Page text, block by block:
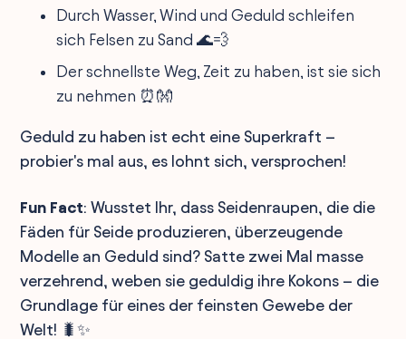
Durch Wasser, Wind und Geduld schleifen
sich Felsen zu Sand 🌊💨
Der schnellste Weg, Zeit zu haben, ist sie sich
zu nehmen ⏰👐
Geduld zu haben ist echt eine Superkraft –
probier's mal aus, es lohnt sich, versprochen!
Fun Fact: Wusstet Ihr, dass Seidenraupen, die die
Fäden für Seide produzieren, überzeugende
Modelle an Geduld sind? Satte zwei Mal masse
verzehrend, weben sie geduldig ihre Kokons – die
Grundlage für eines der feinsten Gewebe der
Welt! 🐛✨